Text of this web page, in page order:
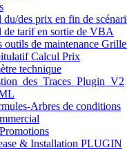
du/des prix en fin de
de tarif en sortie de VBA
outils de maintenance
Calcul Prix
technique
Arbres de conditions
& Installation PLUGIN